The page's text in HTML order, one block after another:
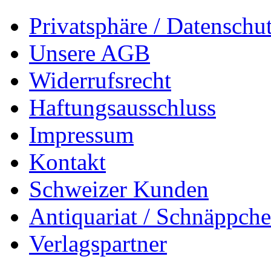
Privatsphäre /
Unsere AGB
Widerrufsrecht
Haftungsausschluss
Impressum
Kontakt
Schweizer Kunden
Antiquariat /
Verlagspartner